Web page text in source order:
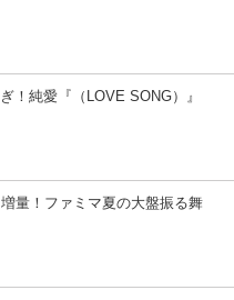
！純愛『（LOVE SONG）』
量！ファミマ夏の大盤振る舞